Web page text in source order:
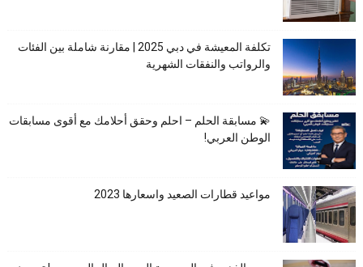
تكلفة المعيشة في دبي 2025 | مقارنة شاملة بين الفئات
والرواتب والنفقات الشهرية
💫 مسابقة الحلم – احلم وحقق أحلامك مع أقوى مسابقات
الوطن العربي!
مواعيد قطارات الصعيد واسعارها 2023